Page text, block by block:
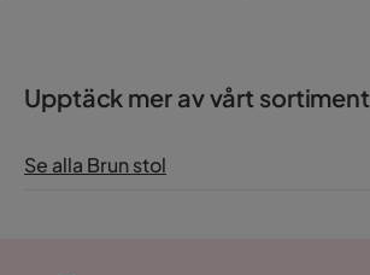
Upptäck mer av vårt sortiment
Se alla Brun stol